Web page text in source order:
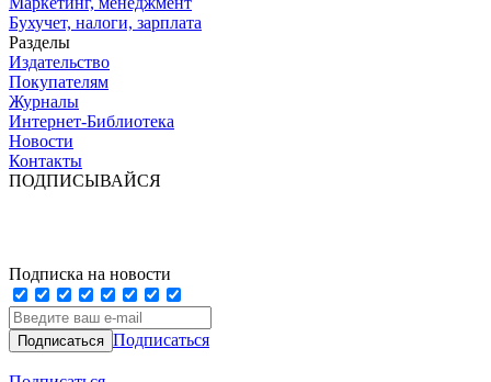
Бухучет, налоги, зарплата
Разделы
Издательство
Покупателям
Журналы
Интернет-Библиотека
Новости
Контакты
ПОДПИСЫВАЙСЯ
Подписка на новости
Подписаться